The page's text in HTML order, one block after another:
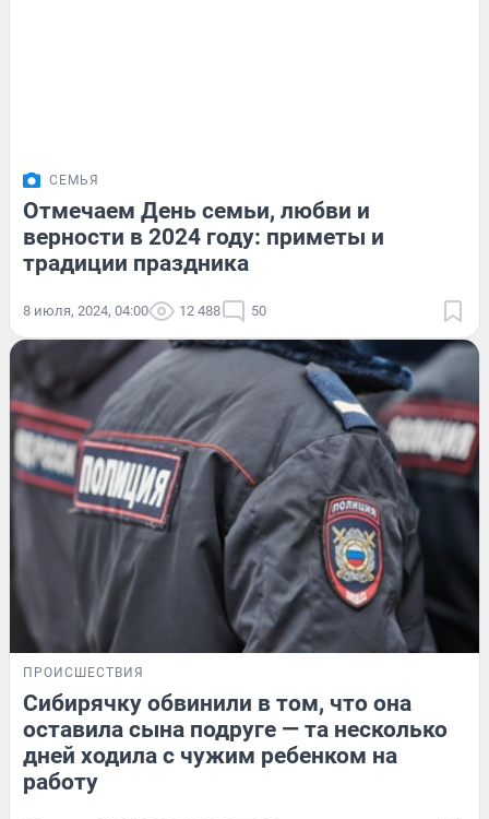
СЕМЬЯ
Отмечаем День семьи, любви и
верности в 2024 году: приметы и
традиции праздника
8 июля, 2024, 04:00 12 488 50
ПРОИСШЕСТВИЯ
Сибирячку обвинили в том, что она
оставила сына подруге — та несколько
дней ходила с чужим ребенком на
работу